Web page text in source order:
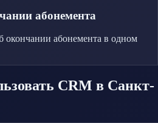
абонемента
окончании абонемента в одном
CRM в Санкт-